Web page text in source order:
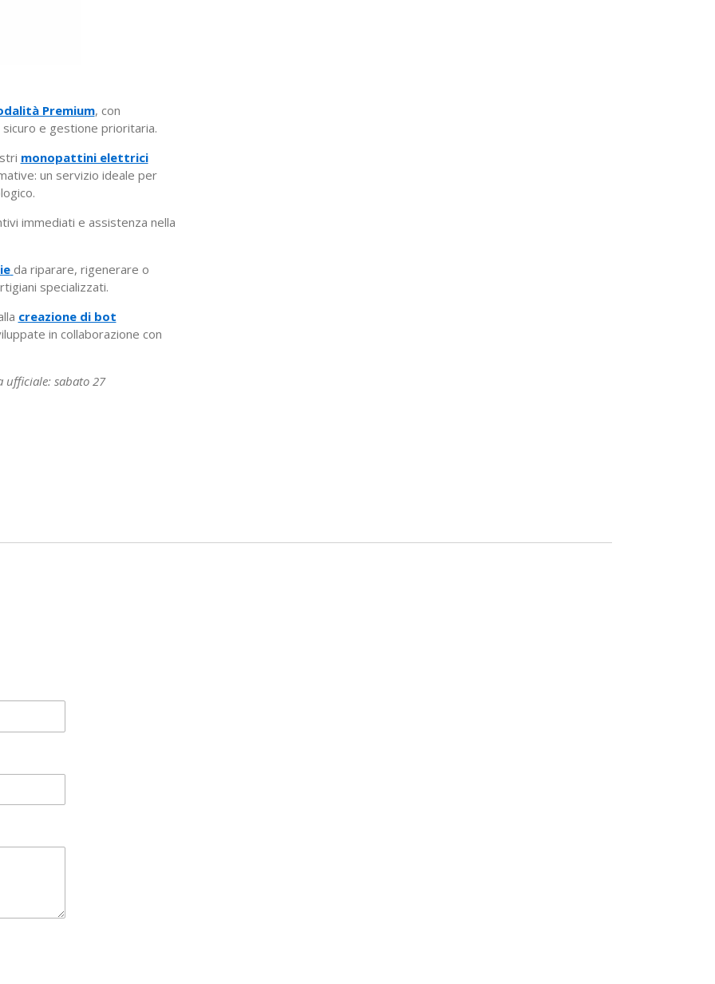
Premium, con
e gestione prioritaria.
monopattini elettrici
un servizio ideale per
immediati e assistenza nella
da riparare, rigenerare o
specializzati.
creazione di bot
in collaborazione con
ufficiale: sabato 27